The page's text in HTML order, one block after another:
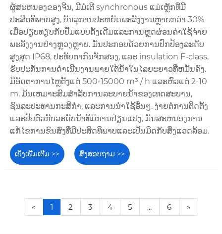
ຜູ້ສະຫນອງຂອງຈີນ, ມີມໍເຕີ synchronous ແມ່ເຫຼັກທີ່ມີ
ປະສິດທິພາບສູງ, ບັນລຸການປະຫຍັດພະລັງງານຫຼາຍກວ່າ 30%
ເມື່ອປຽບທຽບກັບປັ໊ມແບບດັ້ງເດີມແລະການຫຼຸດຜ່ອນຄ່າໃຊ້ຈ່າຍ
ພະລັງງານຢ່າງຫຼວງຫຼາຍ. ມັນປະກອບດ້ວຍການປົກປ້ອງລະດັບ
ສູງສຸດ IP68, ປະທັບຕາກົນຈັກສອງ, ແລະ insulation F-class,
ຮັບປະກັນການດໍາເນີນງານພາຍໃຕ້ນ້ໍາໃນໄລຍະຍາວທີ່ຫມັ້ນຄົງ.
ມີອັດຕາການໄຫຼຕັ້ງແຕ່ 500-15000 m³ / h ແລະຫົວແຕ່ 2-10
m, ມັນເຫມາະສົມສໍາລັບການລະບາຍນ້ໍາຂອງເທດສະບານ,
ຊົນລະປະທານກະສິກໍາ, ແລະການນໍາໃຊ້ອື່ນໆ. ງ່າຍຕໍ່ການຕິດຕັ້ງ
ແລະປັບຕົວກັບລະດັບນ້ໍາທີ່ມີການປ່ຽນແປງ, ມັນສະຫນອງການ
ແກ້ໄຂການຂົນສົ່ງທີ່ມີປະສິດທິພາບແລະເປັນມິດກັບສິ່ງແວດລ້ອມ.
ເບິ່ງເພີ່ມເຕີມ >> ສົ່ງສອບຖາມ >>
« 1 2 3 4 5 ... 6 »